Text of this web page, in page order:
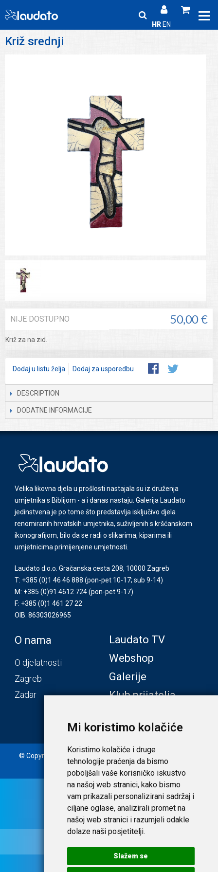
Mi koristimo kolačiće
Koristimo kolačiće i druge
tehnologije praćenja da bismo
poboljšali vaše korisničko iskustvo
na našoj web stranici, kako bismo
vam prikazali personalizirani sadržaj i
ciljane oglase, analizirali promet na
našoj web stranici i razumjeli odakle
dolaze naši posjetitelji.
Slažem se
HR EN
Križ srednji
50,00 €
NIJE DOSTUPNO
Križ za na zid.
Dodaj u listu želja Dodaj za usporedbu
DESCRIPTION
DODATNE INFORMACIJE
Velika likovna djela u prošlosti nastajala su iz druženja
umjetnika s Biblijom - a i danas nastaju. Galerija Laudato
jedinstvena je po tome što predstavlja isključivo djela
renomiranih hrvatskih umjetnika, suživljenih s kršćanskom
ikonografijom, bilo da se radi o slikarima, kiparima ili
umjetnicima primijenjene umjetnosti.
Laudato d.o.o. Gračanska cesta 208, 10000 Zagreb
T: +385 (0)1 46 46 888 (pon-pet 10-17; sub 9-14)
M: +385 (0)91 4612 724(pon-pet 9-17)
F: +385 (0)1 461 27 22
OIB: 86303026965
O nama
O djelatnosti
Zagreb
Zadar
Laudato TV
Webshop
Galerije
Klub prijatelja
© Copyright 2020. Laudato d.o.o. | Tečaj konverzije: 1 EUR =
7,53450 HRK | Uvjeti i privatnost